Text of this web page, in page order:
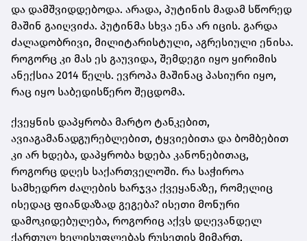
და დამშვიდდებოდა. არადა, პუტინის მადამ სწორედ
მაშინ გაიღვიძა. პუტინმა სხვა ენა არ იცის. გარდა
ძალადობრივი, მილიტარისტული, აგრესიული ენისა.
როგორც კი მას ეს გაუვიდა, შემდეგი იყო ყირიმის
ანექსია 2014 წელს. ევროპა მაშინაც პასიური იყო,
რაც იყო საბედისწერო შეცდომა.
ქვეყნის დაპყრობა მარტო ტანკებით,
ავიაგამანადგურებლებით, ტყვიებითა და ბომბებით
კი არ ხდება, დაპყრობა ხდება კანონებითაც,
როგორც დღეს საქართველოში. რა საჭიროა
სამხედრო ძალების ხარჯვა ქვეყანაზე, რომელიც
ისედაც ფიანდაზად გეგება? ისეთი მონური
დამოკიდებულება, როგორიც აქვს დღევანდელ
ქართულ ხელისუფლებას რუსეთის მიმართ,